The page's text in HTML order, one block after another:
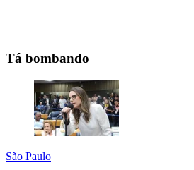
Tá bombando
São Paulo